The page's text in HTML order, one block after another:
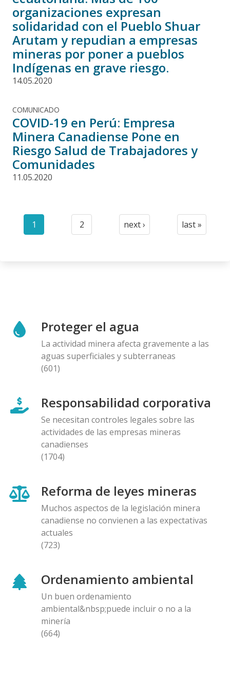
organizaciones expresan
solidaridad con el Pueblo Shuar
Arutam y repudian a empresas
mineras por poner a pueblos
Indígenas en grave riesgo.
14.05.2020
COMUNICADO
COVID-19 en Perú: Empresa
Minera Canadiense Pone en
Riesgo Salud de Trabajadores y
Comunidades
11.05.2020
Paginación
Current
1
Page
2
Next
next ›
Last
last »
Proteger el agua
La actividad minera afecta gravemente a las
aguas superficiales y subterraneas
(601)
Responsabilidad corporativa
Se necesitan controles legales sobre las
actividades de las empresas mineras
canadienses
(1704)
Reforma de leyes mineras
Muchos aspectos de la legislación minera
canadiense no convienen a las expectativas
actuales
(723)
Ordenamiento ambiental
Un buen ordenamiento
ambiental&nbsp;puede incluir o no a la
minería
(664)